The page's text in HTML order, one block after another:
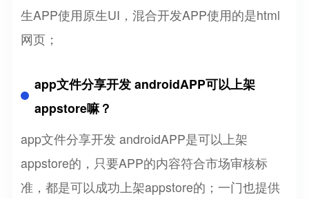
生APP使用原生UI，混合开发APP使用的是html
网页；
app文件分享开发 androidAPP可以上架
appstore嘛？
app文件分享开发 androidAPP是可以上架
appstore的，只要APP的内容符合市场审核标
准，都是可以成功上架appstore的；一门也提供